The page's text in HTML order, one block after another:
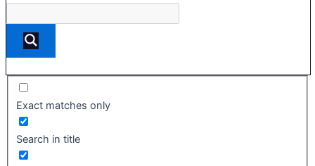
Exact matches only
Search in title